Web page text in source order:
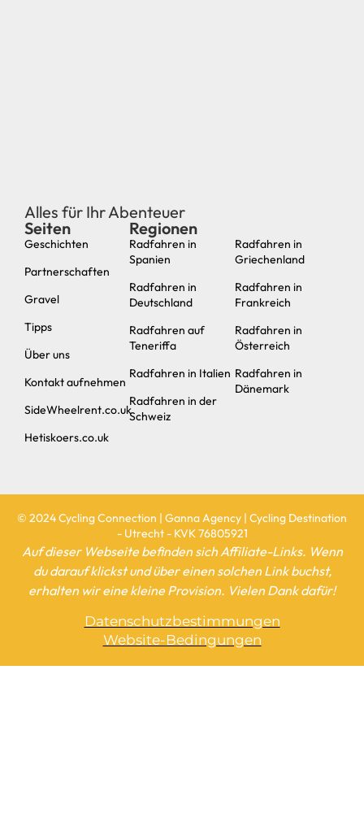
Alles für Ihr Abenteuer
Seiten
Geschichten
Partnerschaften
Gravel
Tipps
Über uns
Kontakt aufnehmen
SideWheelrent.co.uk
Hetiskoers.co.uk
Regionen
Radfahren in
Spanien
Radfahren in
Deutschland
Radfahren auf
Teneriffa
Radfahren in Italien
Radfahren in der
Schweiz
Radfahren in
Griechenland
Radfahren in
Frankreich
Radfahren in
Österreich
Radfahren in
Dänemark
© 2024 Cycling Connection | Ganna Agency | Cycling Destination
- Utrecht - KVK 76805921
Auf dieser Webseite befinden sich Affiliate-Links. Wenn
du darauf klickst und über einen solchen Link buchst,
erhalten wir eine kleine Provision. Vielen Dank dafür!
Datenschutzbestimmungen
Website-Bedingungen